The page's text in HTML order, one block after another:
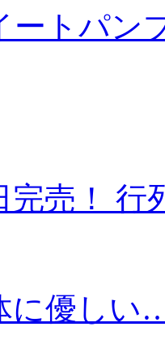
ートパン
完売！ 行
に優しい